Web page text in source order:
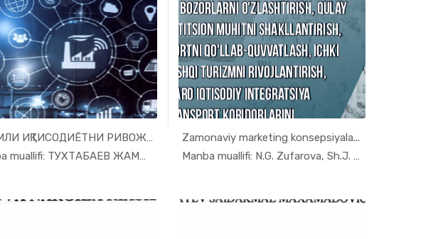
РАҚАМЛИ ИҚТИСОДИЁТНИ РИВОЖЛАНТИР...
Manba muallifi: ТУХТАБАЕВ ЖАМШИД ШАРАФЕТД...
In Raqamli...
Zamonaviy marketing konsepsiyala...
Manba muallifi: N.G. Zufarova, Sh.J. Erga...
In Raqamli...